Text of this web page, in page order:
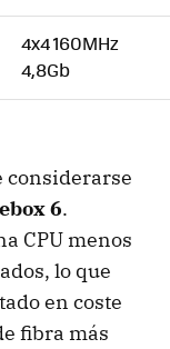
4x4 160MHz
4,8Gb
considerarse
6.
CPU menos
lo que
en coste
fibra más